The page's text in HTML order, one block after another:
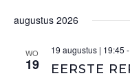
een
augustus 2026
WO
19 EERSTE
19 augustus | 19:45 -